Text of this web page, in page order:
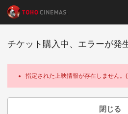
チケット購入中、エラーが発
指定された上映情報が存在しません。
閉じる